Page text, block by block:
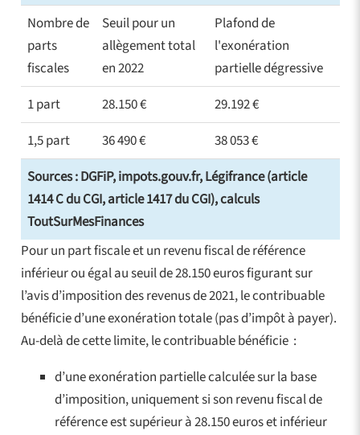
Sources : DGFiP, impots.gouv.fr, Légifrance (article
1414 C du CGI, article 1417 du CGI), calculs
ToutSurMesFinances
Nombre de
parts
fiscales
Seuil pour un
allègement total
en 2022
Plafond de
l'exonération
partielle dégressive
1 part
28.150 €
29.192 €
1,5 part
36 490 € 38 053 €
Pour un part fiscale et un revenu fiscal de référence
inférieur ou égal au seuil de 28.150 euros figurant sur
l’avis d’imposition des revenus de 2021, le contribuable
bénéficie d’une exonération totale (pas d’impôt à payer).
Au-delà de cette limite, le contribuable bénéficie :
d’une exonération partielle calculée sur la base
d’imposition, uniquement si son revenu fiscal de
référence est supérieur à 28.150 euros et inférieur